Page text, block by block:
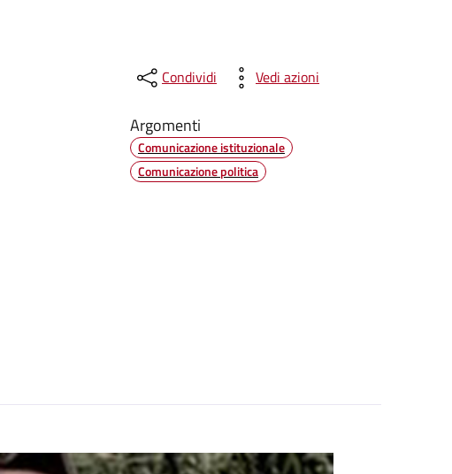
Condividi Vedi azioni
Argomenti
Comunicazione istituzionale
Comunicazione politica